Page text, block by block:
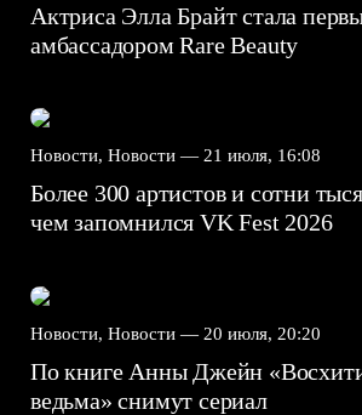
Актриса Элла Брайт стала
амбассадором Rare Beauty
Новости, Новости — 21 июля, 16:08
Более 300 артистов и сотни
чем запомнился VK Fest 2026
Новости, Новости — 20 июля, 20:20
По книге Анны Джейн
ведьма» снимут сериал